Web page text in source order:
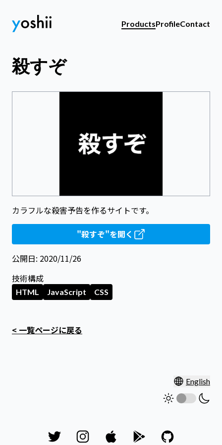
ProductsProfileContact
殺すぞ
カラフルな殺害予告を作るサイトです。
"殺すぞ"を開く
公開日: 2020/11/26
技術構成
HTML JavaScript CSS
< 一覧ページに戻る
English